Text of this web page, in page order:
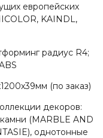
европейских
KAINDL,
радиус R4;
(по заказ)
декоров:
(MARBLE AND
однотонные